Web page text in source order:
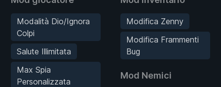
Modalità Dio/Ignora
Colpi
Salute Illimitata
Max Spia
Personalizzata
Modifica Zenny
Modifica Frammenti
Bug
Mod Nemici